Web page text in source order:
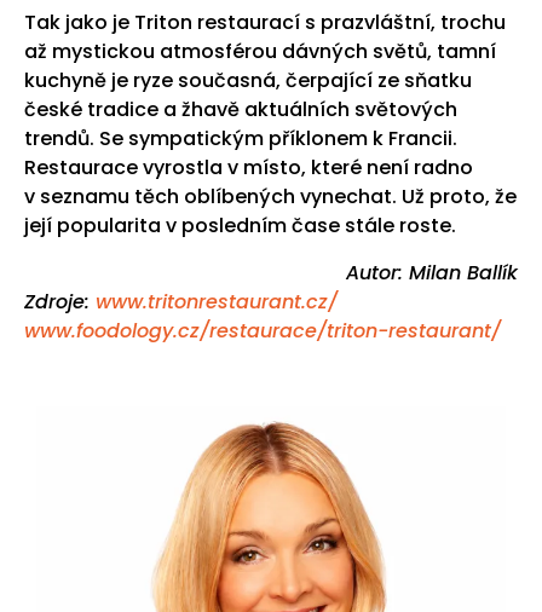
Tak jako je Triton restaurací s prazvláštní, trochu
až mystickou atmosférou dávných světů, tamní
kuchyně je ryze současná, čerpající ze sňatku
české tradice a žhavě aktuálních světových
trendů. Se sympatickým příklonem k Francii.
Restaurace vyrostla v místo, které není radno
v seznamu těch oblíbených vynechat. Už proto, že
její popularita v posledním čase stále roste.
Autor: Milan Ballík
Zdroje: www.tritonrestaurant.cz/
www.foodology.cz/restaurace/triton-restaurant/